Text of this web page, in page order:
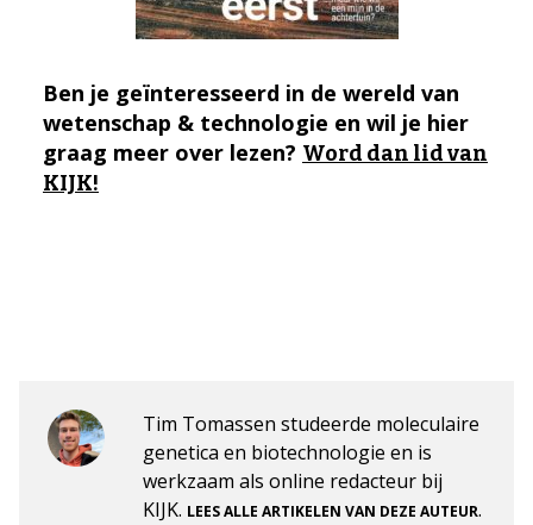
Ben je geïnteresseerd in de wereld van
wetenschap & technologie en wil je hier
graag meer over lezen? Word dan lid van
KIJK!
Tim Tomassen studeerde moleculaire
genetica en biotechnologie en is
werkzaam als online redacteur bij
KIJK. LEES ALLE ARTIKELEN VAN DEZE AUTEUR.